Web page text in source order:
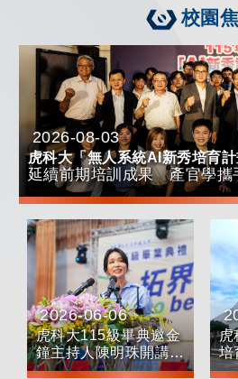
校園
日期：
2026-08-03
虎科大「無人系統AI新秀培育
延續前期培訓成果 產官學攜
日期：
2026-06-06
虎科大115級畢典邀金
鐘主持人陳明珠開講
勉畢業生先勇敢、再完
虎
培